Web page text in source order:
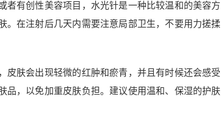
有创性美容项目，水光针是一种比较温和的美容方
。在注射后几天内需要注意局部卫生，不要用力搓揉
肤会出现轻微的红肿和瘀青，并且有时候还会感受
品，以免加重皮肤负担。建议使用温和、保湿的护肤